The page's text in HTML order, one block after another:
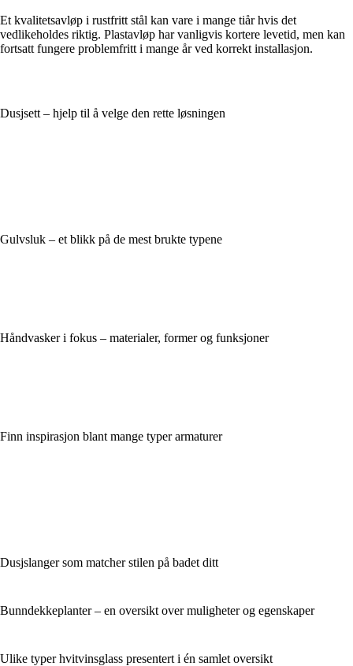
Et kvalitetsavløp i rustfritt stål kan vare i mange tiår hvis det
vedlikeholdes riktig. Plastavløp har vanligvis kortere levetid, men kan
fortsatt fungere problemfritt i mange år ved korrekt installasjon.
Dusjsett – hjelp til å velge den rette løsningen
Gulvsluk – et blikk på de mest brukte typene
Håndvasker i fokus – materialer, former og funksjoner
Finn inspirasjon blant mange typer armaturer
Dusjslanger som matcher stilen på badet ditt
Bunndekkeplanter – en oversikt over muligheter og egenskaper
Ulike typer hvitvinsglass presentert i én samlet oversikt